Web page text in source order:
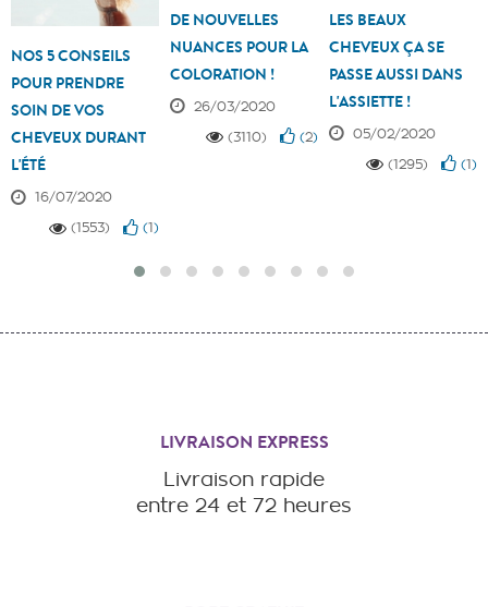
NOS 5 CONSEILS
POUR PRENDRE
SOIN DE VOS
CHEVEUX DURANT
L'ÉTÉ
16/07/2020
(1553)
(1)
DE NOUVELLES
NUANCES POUR LA
COLORATION !
26/03/2020
(3110)
(2)
LES BEAUX
CHEVEUX ÇA SE
PASSE AUSSI DANS
L'ASSIETTE !
05/02/2020
(1295)
(1)
LIVRAISON EXPRESS
Livraison rapide
entre 24 et 72 heures